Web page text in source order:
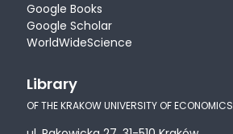
Google Books
Google Scholar
WorldWideScience
Library
OF THE KRAKOW UNIVERSITY OF ECONOMICS